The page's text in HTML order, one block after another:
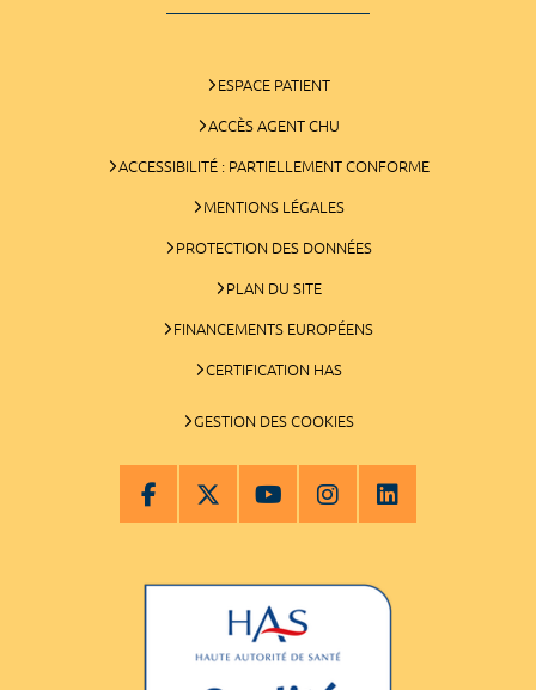
ESPACE PATIENT
ACCÈS AGENT CHU
ACCESSIBILITÉ : PARTIELLEMENT CONFORME
MENTIONS LÉGALES
PROTECTION DES DONNÉES
PLAN DU SITE
FINANCEMENTS EUROPÉENS
CERTIFICATION HAS
GESTION DES COOKIES